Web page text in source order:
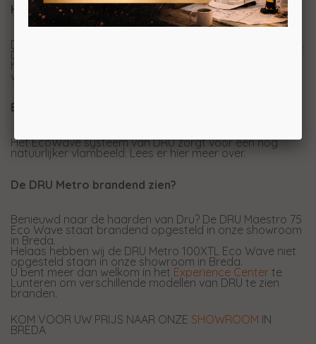
Hoge ruit bij deze Metro
De Metro lijn van DRU is voorzien van een extra hoge ruit.
Daardoor heeft u een nog beter zicht op het vuur. Voor
het onderhoud is deze ruit naar voren te klappen
waardoor dit heel eenvoudig zelf uit te voeren is.
Eco Wave
Het EcoWave systeem van DRU zorgt voor een nog
natuurlijker vlambeeld. Lees er hier meer over.
De DRU Metro brandend zien?
Benieuwd naar de haarden van Dru? De DRU Maestro 75
Eco Wave staat brandend opgesteld in onze showroom
in Breda.
Helaas hebben wij de DRU Metro 100XTL Eco Wave niet
opgesteld staan in onze showroom in Breda.
U bent meer dan welkom in het Experience Center te
Lunteren om verschillende modellen van DRU te zien
branden.
KOM VOOR UW PRIJS NAAR ONZE SHOWROOM IN
BREDA